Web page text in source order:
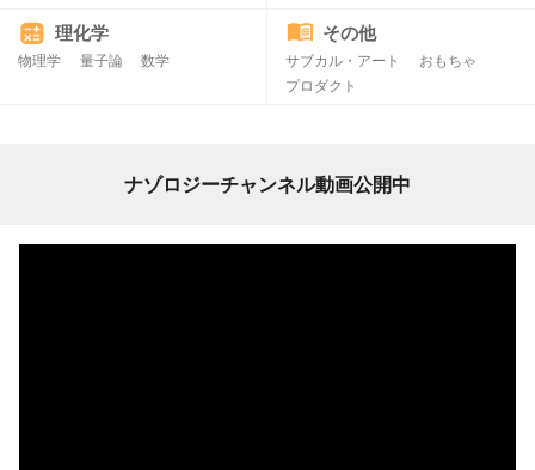
理化学
物理学 量子論 数学
その他
サブカル・アート
おもちゃ
プロダクト
ナゾロジーチャンネル動画公開中